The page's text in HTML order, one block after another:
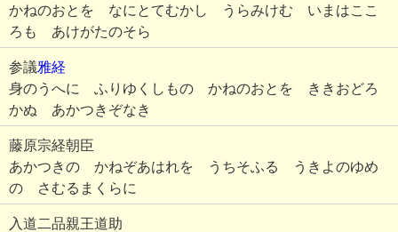
かねのおとを なにとてむかし うらみけむ いまはここ
ろも あけがたのそら
参議雅経
身のうへに ふりゆくしもの かねのおとを ききおどろ
かぬ あかつきぞなき
藤原宗経朝臣
あかつきの かねぞあはれを うちそふる うきよのゆめ
の さむるまくらに
入道二品親王道助